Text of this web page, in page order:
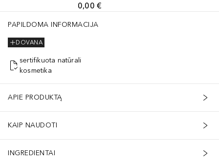
0,00 €
PAPILDOMA INFORMACIJA
DOVANA
sertifikuota natūrali
kosmetika
APIE PRODUKTĄ
KAIP NAUDOTI
INGREDIENTAI
ir įdegio odai arba šviesiai odai sušildyti - 5. Deep Aura -